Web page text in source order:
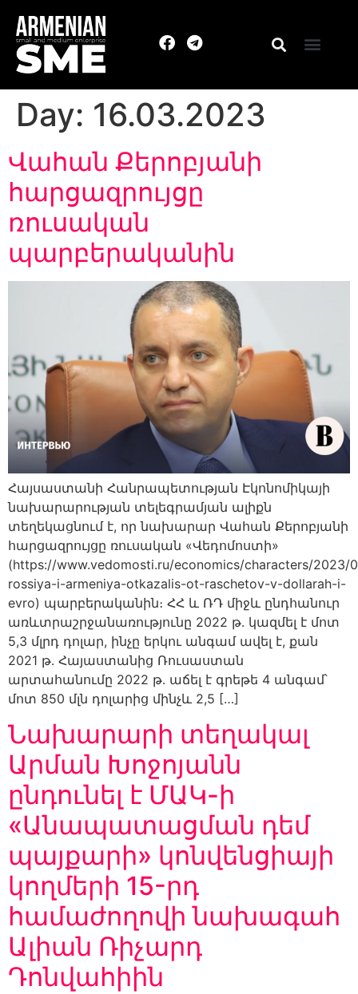
Day: 16.03.2023
Վահան Քերոբյանի
հարցազրույցը
ռուսական
պարբերականին
Հայսաստանի Հանրապետության Էկոնոմիկայի
նախարարության տելեգրամյան ալիքն
տեղեկացնում է, որ նախարար Վահան Քերոբյանի
հարցազրույցը ռուսական «Վեդոմոստի»
(https://www.vedomosti.ru/economics/characters/2023/
rossiya-i-armeniya-otkazalis-ot-raschetov-v-dollarah-i-
evro) պարբերականին։ ՀՀ և ՌԴ միջև ընդհանուր
առևտրաշրջանառությունը 2022 թ․ կազմել է մոտ
5,3 մլրդ դոլար, ինչը երկու անգամ ավել է, քան
2021 թ․ Հայաստանից Ռուսաստան
արտահանումը 2022 թ․ աճել է գրեթե 4 անգամ՝
մոտ 850 մլն դոլարից մինչև 2,5 […]
Նախարարի տեղակալ
Արման Խոջոյանն
ընդունել է ՄԱԿ-ի
«Անապատացման դեմ
պայքարի» կոնվենցիայի
կողմերի 15-րդ
համաժողովի նախագահ
Ալիան Ռիչարդ
Դոնվահիին